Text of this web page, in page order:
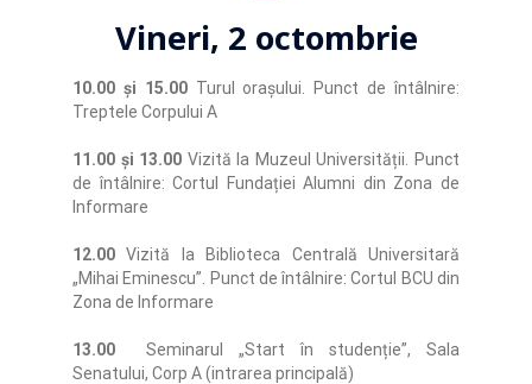
Vineri, 2 octombrie
10.00 și 15.00Turul orașului. Punct de întâlnire:
Treptele Corpului A
11.00 și 13.00 Vizită la Muzeul Universității. Punct
de întâlnire: Cortul Fundației Alumni din Zona de
Informare
12.00 Vizită la Biblioteca Centrală Universitară
„Mihai Eminescu”. Punct de întâlnire: Cortul BCU din
Zona de Informare
13.00 Seminarul „Start în studenție”, Sala
Senatului, Corp A (intrarea principală)